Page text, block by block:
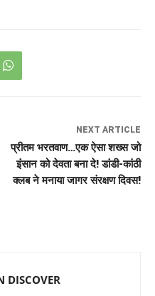
NEXT ARTICLE
प्रीतम भरतवाण…एक ऐसा शख्स जो
इंसान को देवता बना दे! डांडी-कांठी
क्लब ने मनाया जागर संरक्षण दिवस!
DISCOVER